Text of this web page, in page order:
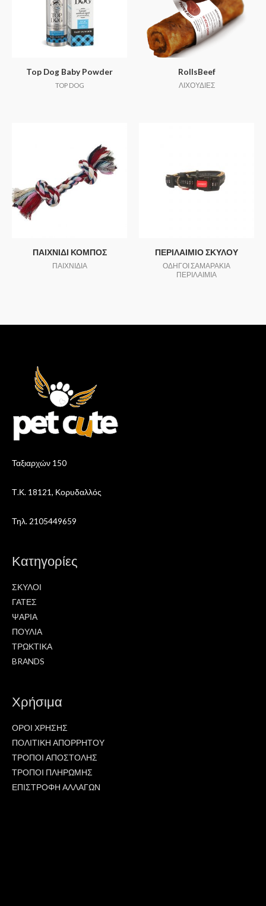
Top Dog Baby Powder
TOP DOG
RollsBeef
ΛΙΧΟΥΔΙΕΣ
ΠΑΙΧΝΙΔΙ ΚΟΜΠΟΣ
ΠΑΙΧΝΙΔΙΑ
ΠΕΡΙΛΑΙΜΙΟ ΣΚΥΛΟΥ
ΟΔΗΓΟΙ ΣΑΜΑΡΑΚΙΑ
ΠΕΡΙΛΑΙΜΙΑ
Ταξιαρχών 150
Τ.Κ. 18121, Κορυδαλλός
Τηλ. 2105449659
Κατηγορίες
ΣΚΥΛΟΙ
ΓΑΤΕΣ
ΨΑΡΙΑ
ΠΟΥΛΙΑ
ΤΡΩΚΤΙΚΑ
BRANDS
Χρήσιμα
ΟΡΟΙ ΧΡΗΣΗΣ
ΠΟΛΙΤΙΚΗ ΑΠΟΡΡΗΤΟΥ
ΤΡΟΠΟΙ ΑΠΟΣΤΟΛΗΣ
ΤΡΟΠΟΙ ΠΛΗΡΩΜΗΣ
ΕΠΙΣΤΡΟΦΗ ΑΛΛΑΓΩΝ